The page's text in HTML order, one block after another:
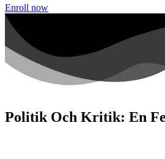
Enroll now
Politik Och Kritik: En